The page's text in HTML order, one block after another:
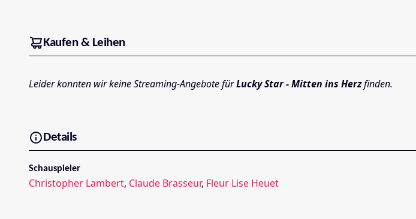
Kaufen & Leihen
Leider konnten wir keine Streaming-Angebote fürLucky Star - Mitten ins Herzfinden.
Details
Schauspieler
Christopher Lambert, Claude Brasseur, Fleur Lise Heuet